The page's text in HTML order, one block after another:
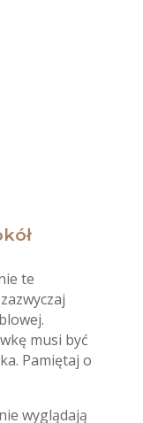
te
musi być
Pamiętaj o
wyglądają